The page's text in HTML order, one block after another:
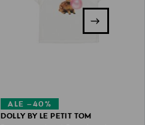
ALE –40%
DOLLY BY LE PETIT TOM